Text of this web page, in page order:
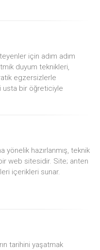
için adım adım
duyum teknikleri,
egzersizlerle
usta bir öğreticiyle
yönelik hazırlanmış, teknik
web sitesidir. Site; anten
içerikleri sunar.
tarihini yaşatmak